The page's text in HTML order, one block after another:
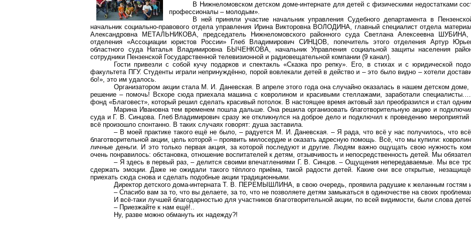
В Нижнеломовском детском доме-интернате для детей с физическими недостатками
профессионалы – молодым».
В ней приняли участие начальник управления Судебного департамента в
начальник социально-правового отдела управления Ирина Викторовна ВОЛОДИНА, главный специалист отдела
Александровна МЕТАЛЬНИКОВА, председатель
Нижнеломовского районного суда Светлана Алексеевна ШУБИНА,
отделения «Ассоциации юристов России» Глеб Владимирович СИНЦОВ, попечитель этого отделения Артур
областного суда Наталья Владимировна БЫЧЕНКОВА, начальник Управления социальной защиты населения
сотрудники Пензенской Государственной телевизионной и радиовещательной компании (9 канал).
Гости привезли с собой кучу подарков и спектакль «Сказка про репку». Его, в стихах и с юридической
факультета ПГУ. Студенты играли непринуждённо, порой вовлекали детей в действо и – это было видно – хотели
бо!», это им удалось.
Организатором акции стала М. И. Даневская. В апреле этого года она случайно оказалась в нашем детском
решение – помочь! Вскоре сюда приехала машина сковролином и красивыми стеллажами, заработали
фонд «Благовест», который решил сделать красивый потолок. В настоящее время актовый зал преобразился и стал
Марина Ивановна тем временем пошла дальше. Она решила организовать благотворительную акцию и
суда и Г. В. Синцова. Глеб Владимирович сразу же откликнулся на доброе дело и подключил к проведению мероприятий
всё произошло спонтанно. В таких случаях говорят: душа заставила.
– В моей практике такого ещё не было, – радуется М. И.Даневская. – Я рада, что всё у нас получилось, что
благотворительной акции, цель которой – проявить милосердие и оказать адресную помощь. Всё, что мы купили: ковролин
личные деньги. И это только первая акция, за которой последуют и другие. Людям важно ощущать свою нужность
очень понравилось: обстановка, отношение воспитателей к детям, отзывчивость и непосредственность детей. Мы
– Я здесь в первый раз, – делится своими впечатлениями Г. В. Синцов. – Ощущения непередаваемые. Мы все
сдержать эмоции. Даже не ожидали такого тёплого приёма, такой радости детей. Какие они все открытые,
приехать сюда снова и сделать подобные акции традиционными.
Директор детского дома-интерната Т. В. ПЕРЕМЫШЛИНА, в свою очередь, проявила радушие к желанным гостям и
– Спасибо вам за то, что вы делаете, за то, что не позволяете детям замыкаться в одиночестве на своих
И всё-таки лучшей благодарностью для участников благотворительной акции, по всей видимости, были слова
– Приезжайте к нам ещё!..
Ну, разве можно обмануть их надежду?!